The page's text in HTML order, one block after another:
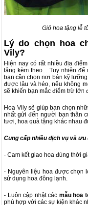
Giỏ hoa tặng lễ
Lý do chọn hoa
Vily?
Hiện nay có rất nhiều địa
tặng kèm theo... Tuy nhiên để
bạn cần chọn nơi bán kỹ
được lâu và héo, nếu không
sẽ khiến bạn mắc điểm trừ lớn
Hoa Vily sẽ giúp bạn chọn
nhất gửi đến người bạn thân
tươi, hoa quà tặng khác nhau
Cung cấp nhiều dịch vụ và
- Cam kết giao hoa đúng thời
- Nguyên liệu hoa được chọn
sử dụng hoa đông lạnh.
- Luôn cập nhật các mẫu hoa
phù hợp với các sự kiện khác